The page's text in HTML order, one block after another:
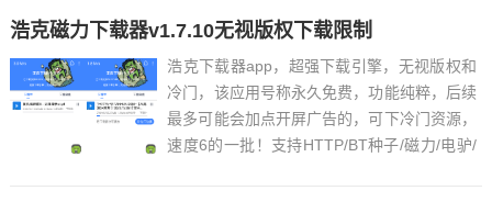
线的短视频，一应俱全。更令人兴奋的是，它
不仅是资源的集...
浩克磁力下载器v1.7.10无视版权下载限制
浩克下载器app，超强下载引擎，无视版权和
冷门，该应用号称永久免费，功能纯粹，后续
最多可能会加点开屏广告的，可下冷门资源，
速度6的一批！支持HTTP/BT种子/磁力/电驴/